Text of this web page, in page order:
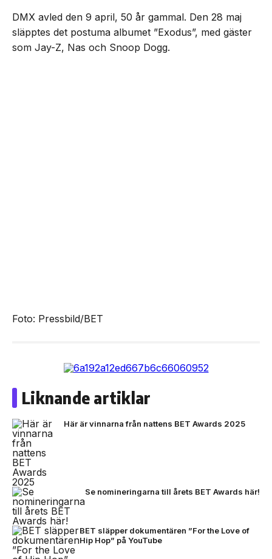
DMX avled den 9 april, 50 år gammal. Den 28 maj
släpptes det postuma albumet ”Exodus”, med gäster
som Jay-Z, Nas och Snoop Dogg.
Foto: Pressbild/BET
Liknande artiklar
Här är vinnarna från nattens BET Awards 2025
Se nomineringarna till årets BET Awards här!
BET släpper dokumentären ”For the Love of
Hip Hop” på YouTube